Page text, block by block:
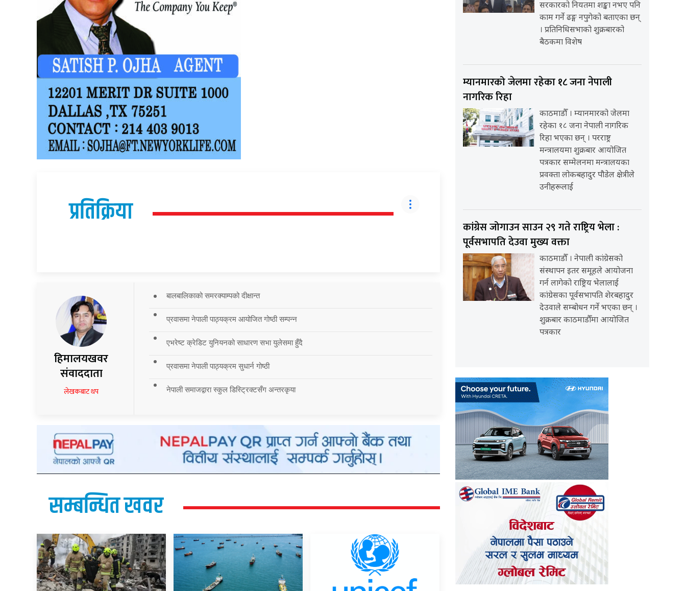
प्रतिक्रिया
हिमालयखवर
संवाददाता
लेखकबाट थप
बालबालिकाको समरक्याम्पको दीक्षान्त
प्रवासमा नेपाली पाठ्यक्रम आयोजित गोष्ठी सम्पन्न
एभरेष्ट क्रेडिट युनियनको साधारण सभा युलेसमा हुँदै
प्रवासमा नेपाली पाठ्यक्रम सुधार्न गोष्ठी
नेपाली समाजद्वारा स्कुल डिस्ट्रिक्टसँग अन्तरकृया
सम्बन्धित खवर
सरकारको नियतमा शङ्का नभए पनि
काम गर्ने ढङ्ग नपुगेको बताएका छन्
। प्रतिनिधिसभाको शुक्रबारको
बैठकमा विशेष
म्यानमारको जेलमा रहेका १८ जना नेपाली
नागरिक रिहा
काठमाडौँ । म्यानमारको जेलमा
रहेका १८ जना नेपाली नागरिक
रिहा भएका छन् । परराष्ट्र
मन्त्रालयमा शुक्रबार आयोजित
पत्रकार सम्मेलनमा मन्त्रालयका
प्रवक्ता लोकबहादुर पौडेल क्षेत्रीले
उनीहरूलाई
कांग्रेस जोगाउन साउन २९ गते राष्ट्रिय भेला :
पूर्वसभापति देउवा मुख्य वक्ता
काठमाडौँ । नेपाली कांग्रेसको
संस्थापन इतर समूहले आयोजना
गर्न लागेको राष्ट्रिय भेलालाई
कांग्रेसका पूर्वसभापति शेरबहादुर
देउवाले सम्बोधन गर्ने भएका छन् ।
शुक्रबार काठमाडौँमा आयोजित
पत्रकार